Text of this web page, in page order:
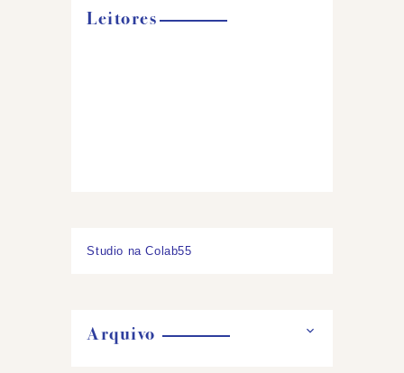
Leitores
Studio na Colab55
Arquivo